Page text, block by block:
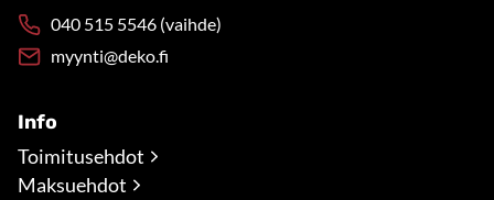
040 515 5546 (vaihde)
myynti@deko.fi
Info
Toimitusehdot
Maksuehdot